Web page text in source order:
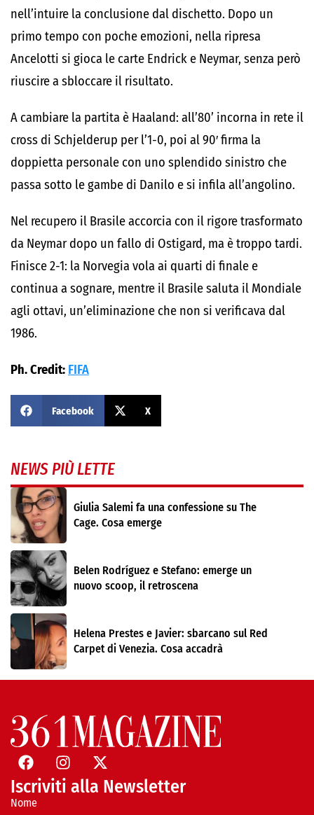
nell’intuire la conclusione dal dischetto. Dopo un
primo tempo con poche emozioni, nella ripresa
Ancelotti si gioca le carte Endrick e Neymar, senza però
riuscire a sbloccare il risultato.
A cambiare la partita è Haaland: all’80’ incorna in rete il
cross di Schjelderup per l’1-0, poi al 90′ firma la
doppietta personale con uno splendido sinistro che
passa sotto le gambe di Danilo e si infila all’angolino.
Nel recupero il Brasile accorcia con il rigore trasformato
da Neymar dopo un fallo di Ostigard, ma è troppo tardi.
Finisce 2-1: la Norvegia vola ai quarti di finale e
continua a sognare, mentre il Brasile saluta il Mondiale
agli ottavi, un’eliminazione che non si verificava dal
1986.
Ph. Credit: FIFA
Facebook X
NEWS PIÙ LETTE
Giulia Salemi fa una confessione su The
Cage. Cosa emerge
Belen Rodríguez e Stefano: emerge un
nuovo scoop, il retroscena
Helena Prestes e Javier: sbarcano sul Red
Carpet di Venezia. Cosa accadrà
Iscriviti alla Newsletter
Nome